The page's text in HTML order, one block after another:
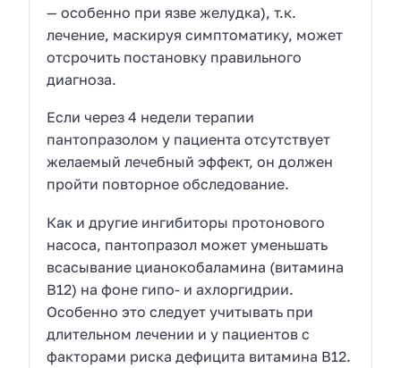
— особенно при язве желудка), т.к.
лечение, маскируя симптоматику, может
отсрочить постановку правильного
диагноза.
Если через 4 недели терапии
пантопразолом у пациента отсутствует
желаемый лечебный эффект, он должен
пройти повторное обследование.
Как и другие ингибиторы протонового
насоса, пантопразол может уменьшать
всасывание цианокобаламина (витамина
В12) на фоне гипо- и ахлоргидрии.
Особенно это следует учитывать при
длительном лечении и у пациентов с
факторами риска дефицита витамина В12.